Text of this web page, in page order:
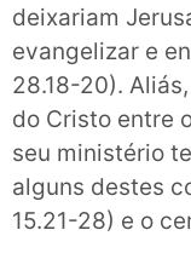
deixariam
evangelizar e
28.18-20).
do Cristo entre
seu ministério
alguns destes
15.21-28) e o